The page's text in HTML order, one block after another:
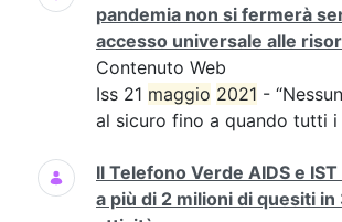
pandemia non si fermerà
accesso universale alle
Contenuto Web
Iss 21 maggio 2021 -
al sicuro fino a quando tutti i
Il Telefono Verde AIDS e
a più di 2 milioni di quesiti in